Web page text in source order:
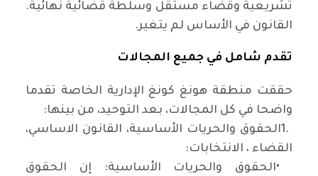
تشريعية وقضاء مستقل وسلطة قضائية نهائية.
القانون في الأساس لم يتغير.
تقدم شامل في جميع المجالات
حققت منطقة هونغ كونغ الإدارية الخاصة تقدما
واضحا في كل المجالات، بعد التوحيد، من بينها:
1. الحقوق والحريات الأساسية، القانون الاساسي،
القضاء ، الانتخابات:
•الحقوق والحريات الأساسية: إن الحقوق